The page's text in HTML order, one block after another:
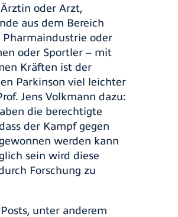
oder Arzt,
aus dem Bereich
Pharmaindustrie oder
oder Sportler – mit
Kräften ist der
Parkinson viel leichter
Jens Volkmann dazu:
die berechtigte
der Kampf gegen
werden kann
sein wird diese
Forschung zu
unter anderem